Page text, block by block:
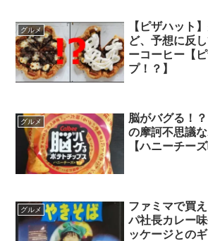
グルメ
【ピザハット
ど、予想に反
ーコーヒー【
プ！？】
グルメ
脳がバグる！
の摩訶不思議
【ハニーチーズ
グルメ
ファミマで買
パ社長カレー
ッケージとの